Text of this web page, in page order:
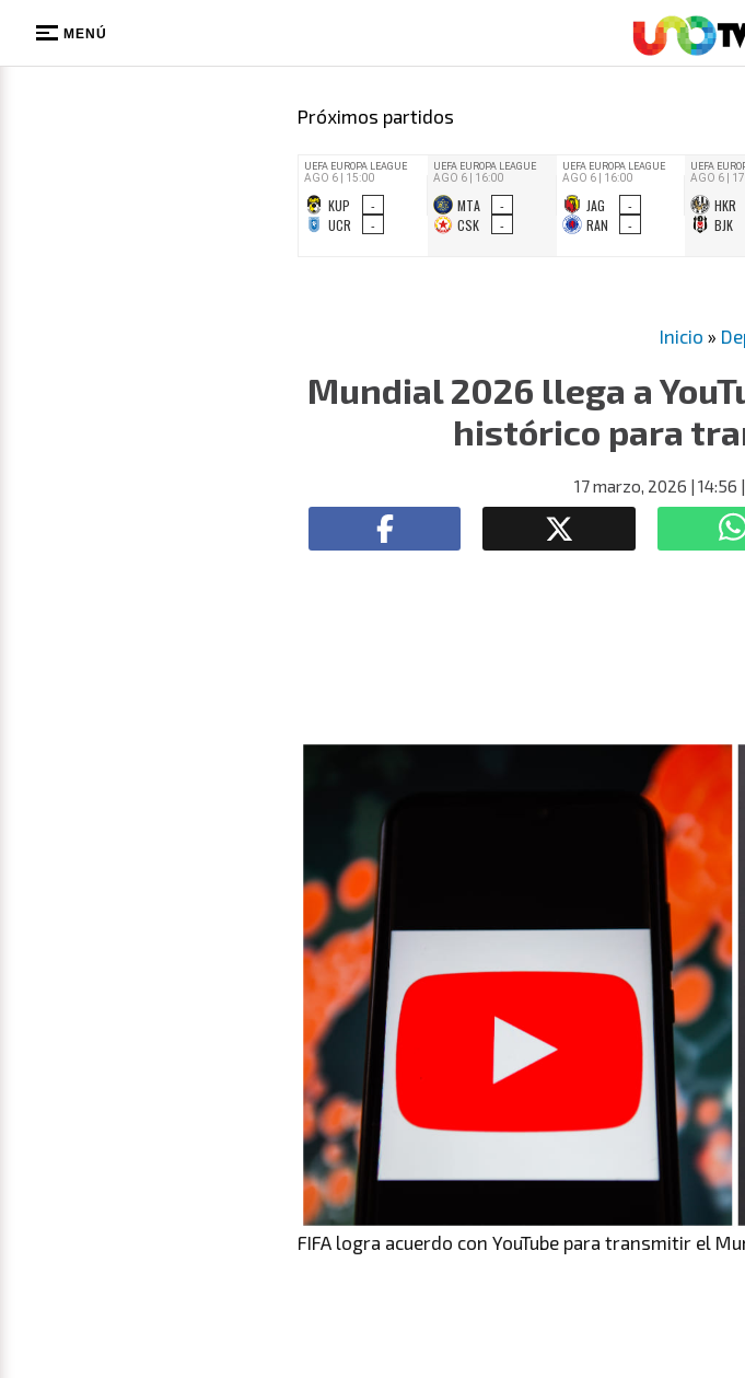
MENÚ
Próximos partidos
Inicio »
Mundial 2026 llega a
histórico para
17 marzo, 2026 | 14:56 |
FIFA logra acuerdo con YouTube para transmitir el